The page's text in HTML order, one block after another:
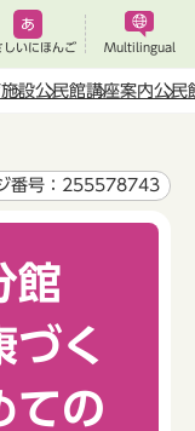
しいにほんご Multilingual
施設公民館講座案内公民
番号：255578743
館
く
ての